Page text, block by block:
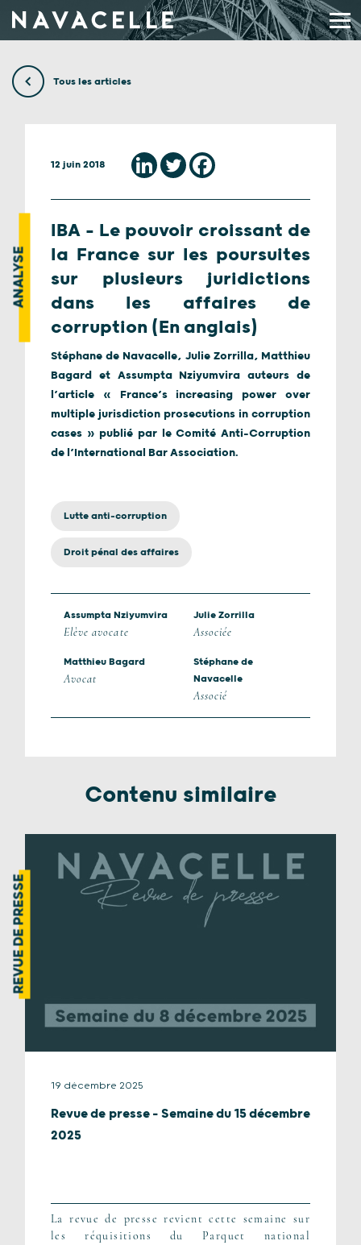
Tous les articles
ANALYSE
12 juin 2018
IBA – Le pouvoir croissant de
la France sur les poursuites
sur plusieurs juridictions
dans les affaires de
corruption (En anglais)
Stéphane de Navacelle, Julie Zorrilla, Matthieu
Bagard et Assumpta Nziyumvira auteurs de
l’article « France’s increasing power over
multiple jurisdiction prosecutions in corruption
cases » publié par le Comité Anti-Corruption
de l’International Bar Association.
Lutte anti-corruption
Droit pénal des affaires
Assumpta Nziyumvira
Elève avocate
Julie Zorrilla
Associée
Matthieu Bagard
Avocat
Stéphane de
Navacelle
Associé
Contenu similaire
REVUE DE PRESSE
19 décembre 2025
Revue de presse – Semaine du 15 décembre
2025
La revue de presse revient cette semaine sur
les réquisitions du Parquet national